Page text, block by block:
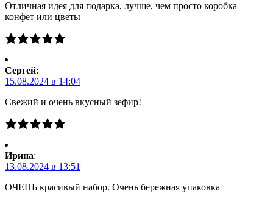
Отличная идея для подарка, лучше, чем просто коробка
конфет или цветы
Сергей:
15.08.2024 в 14:04
Свежий и очень вкусный зефир!
Ирина:
13.08.2024 в 13:51
ОЧЕНЬ красивый набор. Очень бережная упаковка